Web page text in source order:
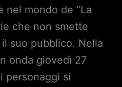
nel mondo de “La
che non smette
suo pubblico. Nella
onda giovedì 27
personaggi si